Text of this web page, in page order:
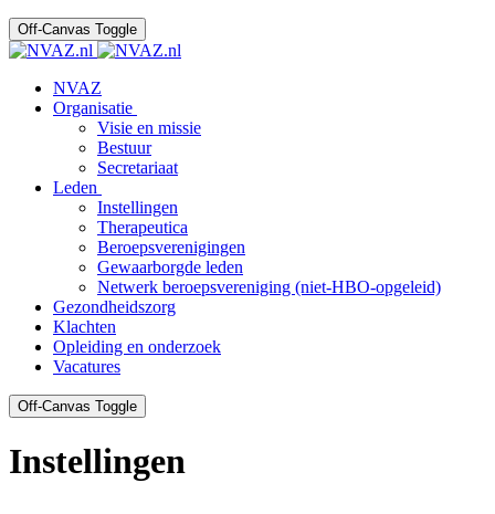
Off-Canvas Toggle
NVAZ
Organisatie
Visie en missie
Bestuur
Secretariaat
Leden
Instellingen
Therapeutica
Beroepsverenigingen
Gewaarborgde leden
Netwerk beroepsvereniging (niet-HBO-opgeleid)
Gezondheidszorg
Klachten
Opleiding en onderzoek
Vacatures
Off-Canvas Toggle
Instellingen